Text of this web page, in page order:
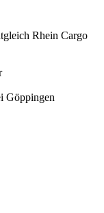
Rhein Cargo
Göppingen